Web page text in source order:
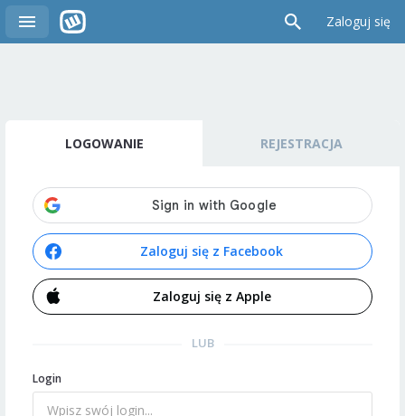
Zaloguj się
LOGOWANIE REJESTRACJA
Zaloguj się z Facebook
Zaloguj się z Apple
LUB
Login